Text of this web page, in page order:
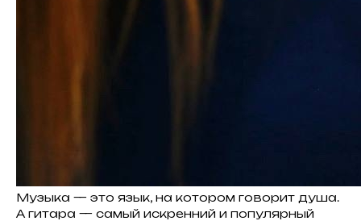
Музыка — это язык, на котором говорит душа.
А гитара — самый искренний и популярный